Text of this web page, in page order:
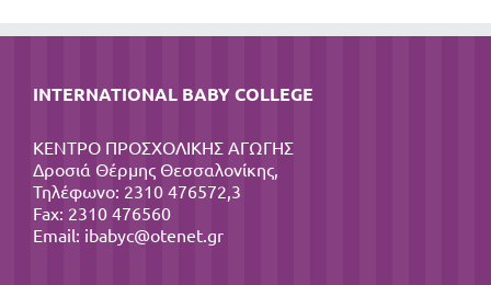
INTERNATIONAL BABY COLLEGE
ΚΕΝΤΡΟ ΠΡΟΣΧΟΛΙΚΗΣ ΑΓΩΓΗΣ
Δροσιά Θέρμης Θεσσαλονίκης,
Τηλέφωνο: 2310 476572,3
Fax: 2310 476560
Email: ibabyc@otenet.gr